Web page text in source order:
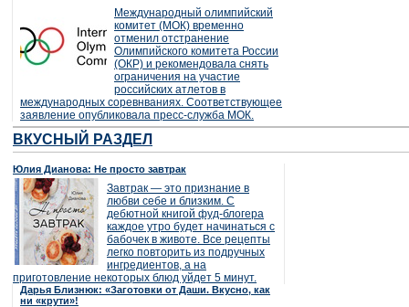
Международный олимпийский
комитет (МОК) временно
отменил отстранение
Олимпийского комитета России
(ОКР) и рекомендовала снять
ограничения на участие
российских атлетов в
международных соревнваниях. Соответствующее
заявление опубликовала пресс-служба МОК.
ВКУСНЫЙ РАЗДЕЛ
Юлия Дианова: Не просто завтрак
Завтрак — это признание в
любви себе и близким. С
дебютной книгой фуд-блогера
каждое утро будет начинаться с
бабочек в животе. Все рецепты
легко повторить из подручных
ингредиентов, а на
приготовление некоторых блюд уйдет 5 минут.
Дарья Близнюк: «Заготовки от Даши. Вкусно, как
ни «крути»!